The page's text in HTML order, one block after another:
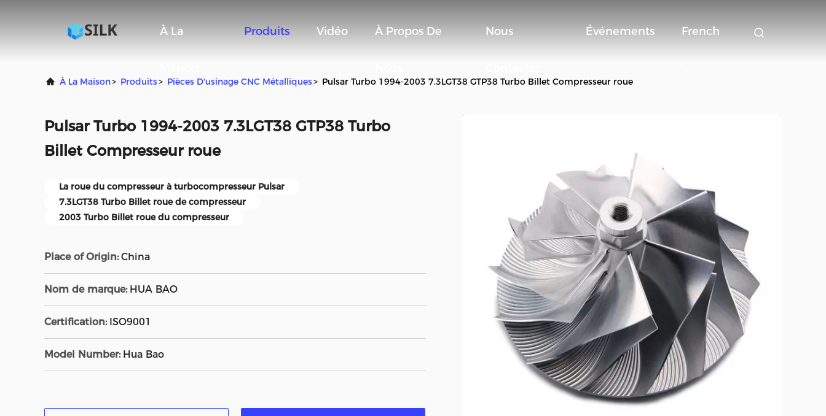
À La Produits Vidéo À Propos De Nous Événements French
À La Maison> Produits> Pièces D'usinage CNC Métalliques> Pulsar Turbo 1994-2003 7.3LGT38 GTP38 Turbo Billet Compresseur roue
Pulsar Turbo 1994-2003 7.3LGT38 GTP38 Turbo
Billet Compresseur roue
La roue du compresseur à turbocompresseur Pulsar
7.3LGT38 Turbo Billet roue de compresseur
2003 Turbo Billet roue du compresseur
Place of Origin: China
Nom de marque: HUA BAO
Certification: ISO9001
Model Number: Hua Bao